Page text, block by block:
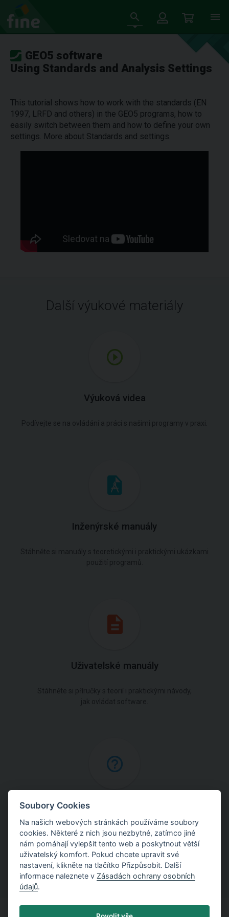
GEO5 software
Using Standards and Analysis Settings
This tutorial shows how to work with the standards (EN
1997, LRFD and others) in the GEO5 programs, how to
easily switch between them and how to define your own
settings. More about Standards and settings.
Další výukové materiály
Výuková videa
Podívejte se na ovládání a práci s našimi programy v praxi.
Inženýrské manuály
Stáhněte si manuály s teoretickými i praktickými ukázkami
použití programů.
Uživatelské manuály
Stáhněte si příručky s teorií i praktickými návody,
jak ovládat software.
Online nápověda
Najděte podrobné vysvětlení postupů použitých
v programech.
Soubory Cookies
Na našich webových stránkách používáme soubory
cookies. Některé z nich jsou nezbytné, zatímco jiné
nám pomáhají vylepšit tento web a poskytnout větší
uživatelský komfort. Pokud chcete upravit své
nastavení, klikněte na tlačítko Přizpůsobit. Další
informace naleznete v Zásadách ochrany osobních
údajů.